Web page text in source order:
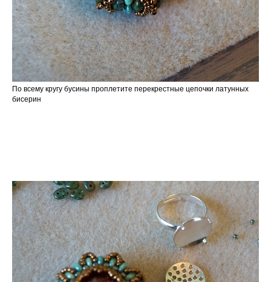
По всему кругу бусины проплетите перекрестные цепочки латунных
бисерин